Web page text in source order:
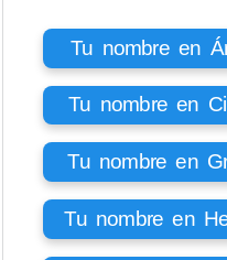
Tu nombre en
Tu nombre en
Tu nombre en
Tu nombre en